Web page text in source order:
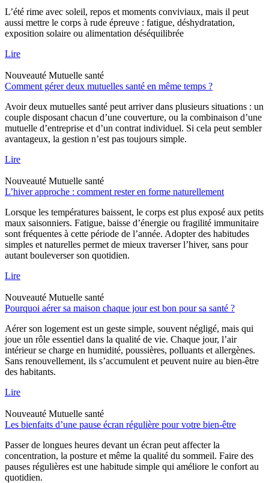
L’été rime avec soleil, repos et moments conviviaux, mais il peut
aussi mettre le corps à rude épreuve : fatigue, déshydratation,
exposition solaire ou alimentation déséquilibrée
Lire
Nouveauté Mutuelle santé
Comment gérer deux mutuelles santé en même temps ?
Avoir deux mutuelles santé peut arriver dans plusieurs situations : un
couple disposant chacun d’une couverture, ou la combinaison d’une
mutuelle d’entreprise et d’un contrat individuel. Si cela peut sembler
avantageux, la gestion n’est pas toujours simple.
Lire
Nouveauté Mutuelle santé
L’hiver approche : comment rester en forme naturellement
Lorsque les températures baissent, le corps est plus exposé aux petits
maux saisonniers. Fatigue, baisse d’énergie ou fragilité immunitaire
sont fréquentes à cette période de l’année. Adopter des habitudes
simples et naturelles permet de mieux traverser l’hiver, sans pour
autant bouleverser son quotidien.
Lire
Nouveauté Mutuelle santé
Pourquoi aérer sa maison chaque jour est bon pour sa santé ?
Aérer son logement est un geste simple, souvent négligé, mais qui
joue un rôle essentiel dans la qualité de vie. Chaque jour, l’air
intérieur se charge en humidité, poussières, polluants et allergènes.
Sans renouvellement, ils s’accumulent et peuvent nuire au bien-être
des habitants.
Lire
Nouveauté Mutuelle santé
Les bienfaits d’une pause écran régulière pour votre bien-être
Passer de longues heures devant un écran peut affecter la
concentration, la posture et même la qualité du sommeil. Faire des
pauses régulières est une habitude simple qui améliore le confort au
quotidien.